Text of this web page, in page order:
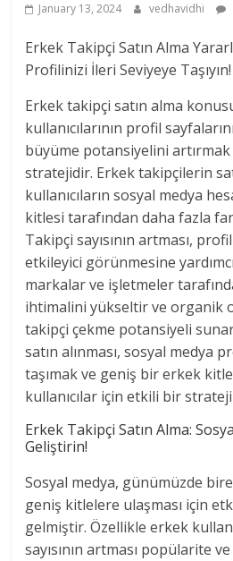
January 13, 2024 vedhavidhi
Erkek Takipçi Satın Alma
Profilinizi İleri Seviyeye Taşıyın!
Erkek takipçi satın alma
kullanıcılarının profil
büyüme potansiyelini artırmak
stratejidir. Erkek takipçilerin
kullanıcıların sosyal medya
kitlesi tarafından daha fazla
Takipçi sayısının artması,
etkileyici görünmesine
markalar ve işletmeler
ihtimalini yükseltir ve organik
takipçi çekme potansiyeli
satın alınması, sosyal medya
taşımak ve geniş bir erkek
kullanıcılar için etkili bir
Erkek Takipçi Satın Alma:
Geliştirin!
Sosyal medya, günümüzde
geniş kitlelere ulaşması için
gelmiştir. Özellikle erkek
sayısının artması popülarite